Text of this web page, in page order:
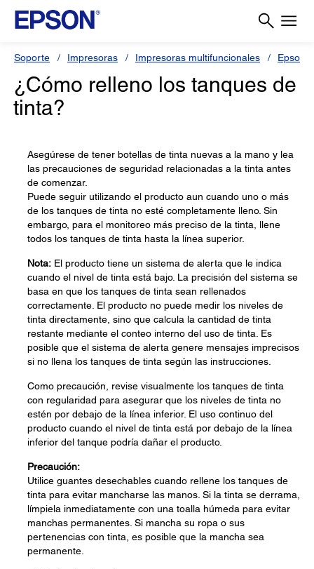
Soporte Impresoras Impresoras multifuncionales Epson L
¿Cómo relleno los tanques de
tinta?
Asegúrese de tener botellas de tinta nuevas a la mano y lea
las precauciones de seguridad relacionadas a la tinta antes
de comenzar.
Puede seguir utilizando el producto aun cuando uno o más
de los tanques de tinta no esté completamente lleno. Sin
embargo, para el monitoreo más preciso de la tinta, llene
todos los tanques de tinta hasta la línea superior.
Nota: El producto tiene un sistema de alerta que le indica
cuando el nivel de tinta está bajo. La precisión del sistema se
basa en que los tanques de tinta sean rellenados
correctamente. El producto no puede medir los niveles de
tinta directamente, sino que calcula la cantidad de tinta
restante mediante el conteo interno del uso de tinta. Es
posible que el sistema de alerta genere mensajes imprecisos
si no llena los tanques de tinta según las instrucciones.
Como precaución, revise visualmente los tanques de tinta
con regularidad para asegurar que los niveles de tinta no
estén por debajo de la línea inferior. El uso continuo del
producto cuando el nivel de tinta está por debajo de la línea
inferior del tanque podría dañar el producto.
Precaución:
Utilice guantes desechables cuando rellene los tanques de
tinta para evitar mancharse las manos. Si la tinta se derrama,
límpiela inmediatamente con una toalla húmeda para evitar
manchas permanentes. Si mancha su ropa o sus
pertenencias con tinta, es posible que la mancha sea
permanente.